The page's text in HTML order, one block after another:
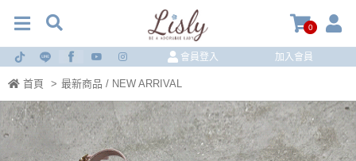
0
會員登入 加入會員
首頁 > 最新商品 / NEW ARRIVAL